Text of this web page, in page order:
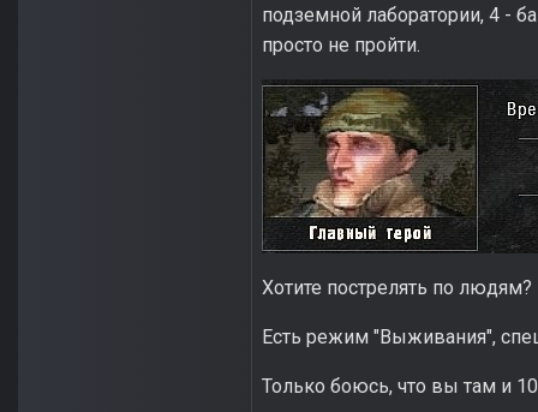
подземной лаборатории, 4 -
просто не пройти.
Хотите пострелять по
Есть режим "Выживания",
Только боюсь, что вы там и